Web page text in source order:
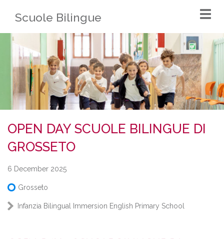
Scuole Bilingue
OPEN DAY SCUOLE BILINGUE DI
GROSSETO
6 December 2025
Grosseto
Infanzia Bilingual Immersion English Primary School